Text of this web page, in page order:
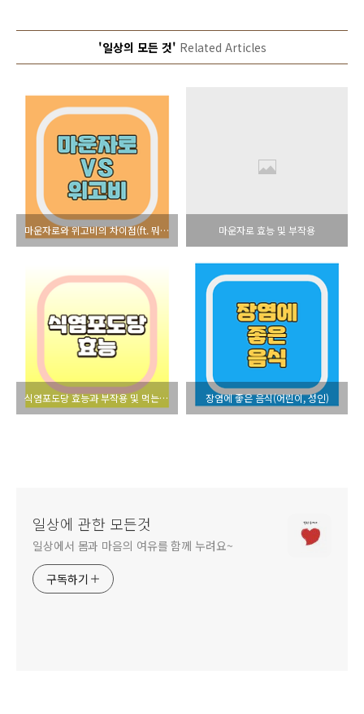
'일상의 모든 것' Related Articles
마운자로와 위고비의 차이점(ft. 뭐가 나을까) 마운자로 효능 및 부작용
식염포도당 효능과 부작용 및 먹는 방법 장염에 좋은 음식(어린이, 성인)
일상에 관한 모든것
일상에서 몸과 마음의 여유를 함께 누려요~
구독하기